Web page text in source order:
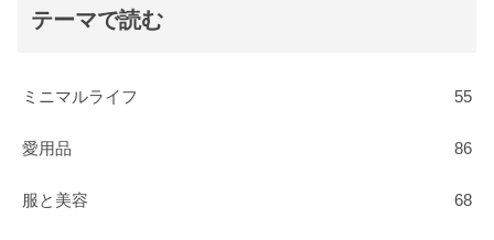
テーマで読む
ミニマルライフ 55
愛用品 86
服と美容 68